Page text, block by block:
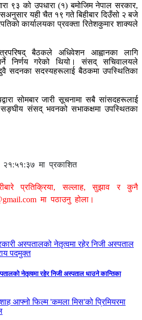
९३ को उपधारा (१) बमोजिम नेपाल सरकार,
यही चैत १९ गते बिहीबार दिउँसो २ बजे
कार्यालयका प्रवक्ता रितेशकुमार शाक्यले
बैठकले अधिवेशन आह्वानका लागि
गर्ने निर्णय गरेको थियो। संसद् सचिवालयले
दुवै सदनका सदस्यहरूलाई बैठकमा उपस्थितिका
सोमबार जारी सूचनामा सबै सांसदहरूलाई
सङ्घीय संसद् भवनको सभाकक्षमा उपस्थितका
मा प्रकाशित
प्रतिक्रिया, सल्लाह, सुझाव र कुनै
मा पठाउनु होला।
नेतृत्वमा रहेर निजी अस्पताल धाउने कान्तिका